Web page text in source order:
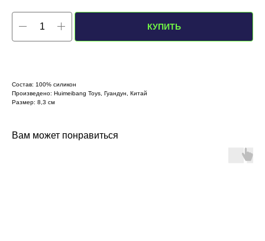
КУПИТЬ
Состав: 100% силикон
Произведено: Huimeibang Toys, Гуандун, Китай
Размер: 8,3 см
Вам может понравиться